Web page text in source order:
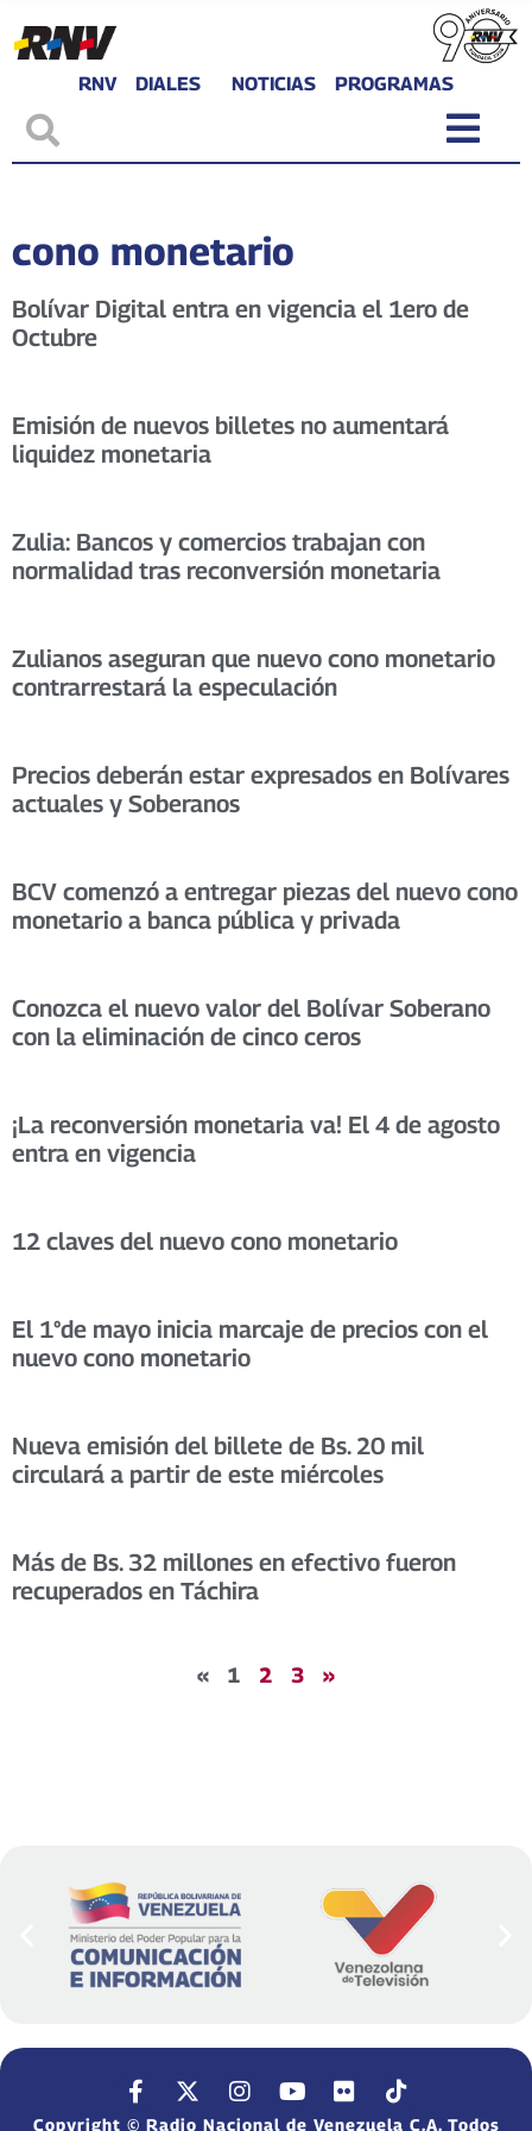
RNV DIALES NOTICIAS PROGRAMAS
cono monetario
Bolívar Digital entra en vigencia el 1ero de
Octubre
Emisión de nuevos billetes no aumentará
liquidez monetaria
Zulia: Bancos y comercios trabajan con
normalidad tras reconversión monetaria
Zulianos aseguran que nuevo cono monetario
contrarrestará la especulación
Precios deberán estar expresados en Bolívares
actuales y Soberanos
BCV comenzó a entregar piezas del nuevo cono
monetario a banca pública y privada
Conozca el nuevo valor del Bolívar Soberano
con la eliminación de cinco ceros
¡La reconversión monetaria va! El 4 de agosto
entra en vigencia
12 claves del nuevo cono monetario
El 1°de mayo inicia marcaje de precios con el
nuevo cono monetario
Nueva emisión del billete de Bs. 20 mil
circulará a partir de este miércoles
Más de Bs. 32 millones en efectivo fueron
recuperados en Táchira
« 1 2 3 »
Copyright © Radio Nacional de Venezuela C.A. Todos